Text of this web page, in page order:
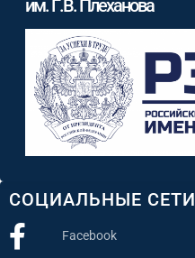
СОЦИАЛЬНЫЕ СЕТИ
Facebook
им. Г.В. Плеханова